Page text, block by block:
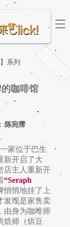
系列
咖啡馆
陈宛霈
家位于巴生
新开启了大
店主人重新开
“Seraph
悄悄地挂了上
发现是家售卖
由身为咖啡师
焙师（烘豆